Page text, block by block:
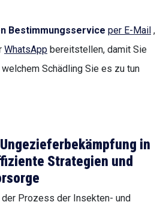
Bestimmungsservice per E-Mail ,
WhatsApp bereitstellen, damit Sie
Schädling Sie es zu tun
in
Strategien und
Prozess der Insekten- und